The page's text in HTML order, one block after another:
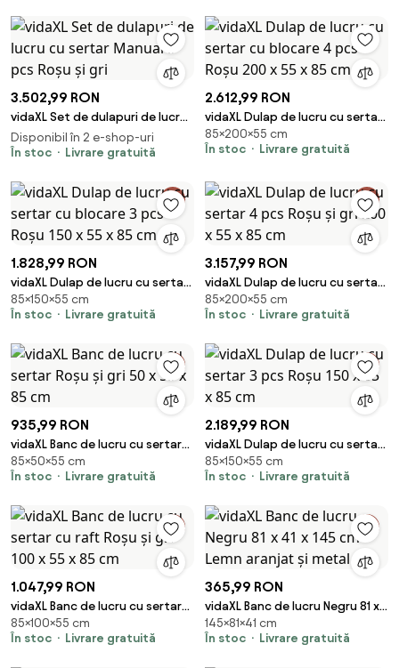
3.502,99 RON
vidaXL Set de dulapuri de lucru
cu sertar Manual 5 pcs Roșu și
gri
Disponibil în 2 e-shop-uri
În stoc
Livrare gratuită
2.612,99 RON
vidaXL Dulap de lucru cu sertar
cu blocare 4 pcs Roșu 200 x 55
x 85 cm
85×200×55 cm
În stoc
Livrare gratuită
1.828,99 RON
vidaXL Dulap de lucru cu sertar
cu blocare 3 pcs Roșu 150 x 55 x
85 cm
85×150×55 cm
În stoc
Livrare gratuită
3.157,99 RON
vidaXL Dulap de lucru cu sertar
4 pcs Roșu și gri 200 x 55 x 85
cm
85×200×55 cm
În stoc
Livrare gratuită
935,99 RON
vidaXL Banc de lucru cu sertar
Roșu și gri 50 x 55 x 85 cm
85×50×55 cm
În stoc
Livrare gratuită
2.189,99 RON
vidaXL Dulap de lucru cu sertar
3 pcs Roșu 150 x 55 x 85 cm
85×150×55 cm
În stoc
Livrare gratuită
1.047,99 RON
vidaXL Banc de lucru cu sertar
cu raft Roșu și gri 100 x 55 x 85
cm
85×100×55 cm
În stoc
Livrare gratuită
365,99 RON
vidaXL Banc de lucru Negru 81 x
41 x 145 cm Lemn aranjat și
metal
145×81×41 cm
În stoc
Livrare gratuită